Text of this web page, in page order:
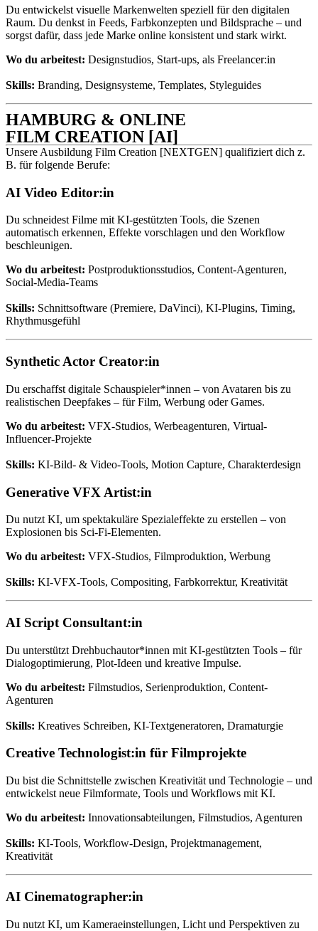
Du entwickelst visuelle Markenwelten speziell für den digitalen
Raum. Du denkst in Feeds, Farbkonzepten und Bildsprache – und
sorgst dafür, dass jede Marke online konsistent und stark wirkt.
Wo du arbeitest: Designstudios, Start-ups, als Freelancer:in
Skills: Branding, Designsysteme, Templates, Styleguides
HAMBURG & ONLINE
FILM CREATION [AI]
Unsere Ausbildung Film Creation [NEXTGEN] qualifiziert dich z.
B. für folgende Berufe:
AI Video Editor:in
Du schneidest Filme mit KI-gestützten Tools, die Szenen
automatisch erkennen, Effekte vorschlagen und den Workflow
beschleunigen.
Wo du arbeitest: Postproduktionsstudios, Content-Agenturen,
Social-Media-Teams
Skills: Schnittsoftware (Premiere, DaVinci), KI-Plugins, Timing,
Rhythmusgefühl
Synthetic Actor Creator:in
Du erschaffst digitale Schauspieler*innen – von Avataren bis zu
realistischen Deepfakes – für Film, Werbung oder Games.
Wo du arbeitest: VFX-Studios, Werbeagenturen, Virtual-
Influencer-Projekte
Skills: KI-Bild- & Video-Tools, Motion Capture, Charakterdesign
Generative VFX Artist:in
Du nutzt KI, um spektakuläre Spezialeffekte zu erstellen – von
Explosionen bis Sci-Fi-Elementen.
Wo du arbeitest: VFX-Studios, Filmproduktion, Werbung
Skills: KI-VFX-Tools, Compositing, Farbkorrektur, Kreativität
AI Script Consultant:in
Du unterstützt Drehbuchautor*innen mit KI-gestützten Tools – für
Dialogoptimierung, Plot-Ideen und kreative Impulse.
Wo du arbeitest: Filmstudios, Serienproduktion, Content-
Agenturen
Skills: Kreatives Schreiben, KI-Textgeneratoren, Dramaturgie
Creative Technologist:in für Filmprojekte
Du bist die Schnittstelle zwischen Kreativität und Technologie – und
entwickelst neue Filmformate, Tools und Workflows mit KI.
Wo du arbeitest: Innovationsabteilungen, Filmstudios, Agenturen
Skills: KI-Tools, Workflow-Design, Projektmanagement,
Kreativität
AI Cinematographer:in
Du nutzt KI, um Kameraeinstellungen, Licht und Perspektiven zu